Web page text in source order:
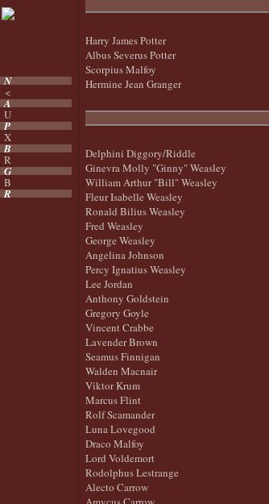
N
<
A
U
P
X
B
R
G
B
R
Harry James Potter
Albus Severus Potter
Scorpius Malfoy
Hermine Jean Granger
Delphini Diggory/Riddle
Ginevra Molly "Ginny" Weasley
William Arthur "Bill" Weasley
Fleur Isabelle Weasley
Ronald Bilius Weasley
Fred Weasley
George Weasley
Angelina Johnson
Percy Ignatius Weasley
Lee Jordan
Anthony Goldstein
Gregory Goyle
Vincent Crabbe
Lavender Brown
Seamus Finnigan
Walden Macnair
Viktor Krum
Marcus Flint
Rolf Scamander
Luna Lovegood
Draco Malfoy
Lord Voldemort
Rodolphus Lestrange
Alecto Carrow